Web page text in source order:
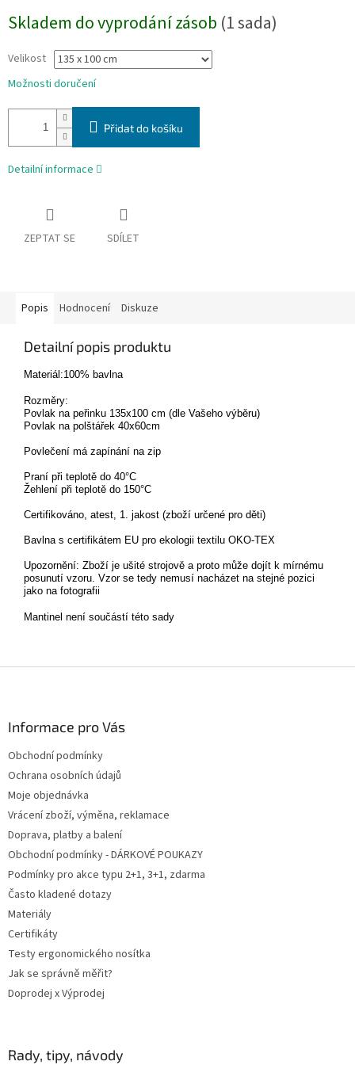
cena:
Skladem do vyprodání zásob (1 sada)
Velikost
Možnosti doručení
Přidat do košíku
Detailní informace
ZEPTAT SE SDÍLET
Popis Hodnocení Diskuze
Detailní popis produktu
Materiál:100% bavlna
Rozměry:
Povlak na peřinku 135x100 cm (dle Vašeho výběru)
Povlak na polštářek 40x60cm
Povlečení má zapínání na zip
Praní při teplotě do 40°C
Žehlení při teplotě do 150°C
Certifikováno, atest, 1. jakost (zboží určené pro děti)
Bavlna s certifikátem EU pro ekologii textilu OKO-TEX
Upozornění: Zboží je ušité strojově a proto může dojít k mírnému
posunutí vzoru. Vzor se tedy nemusí nacházet na stejné pozici
jako na fotografii
Mantinel není součástí této sady
Informace pro Vás
Obchodní podmínky
Ochrana osobních údajů
Moje objednávka
Vrácení zboží, výměna, reklamace
Doprava, platby a balení
Obchodní podmínky - DÁRKOVÉ POUKAZY
Podmínky pro akce typu 2+1, 3+1, zdarma
Často kladené dotazy
Materiály
Certifikáty
Testy ergonomického nosítka
Jak se správně měřit?
Doprodej x Výprodej
Rady, tipy, návody